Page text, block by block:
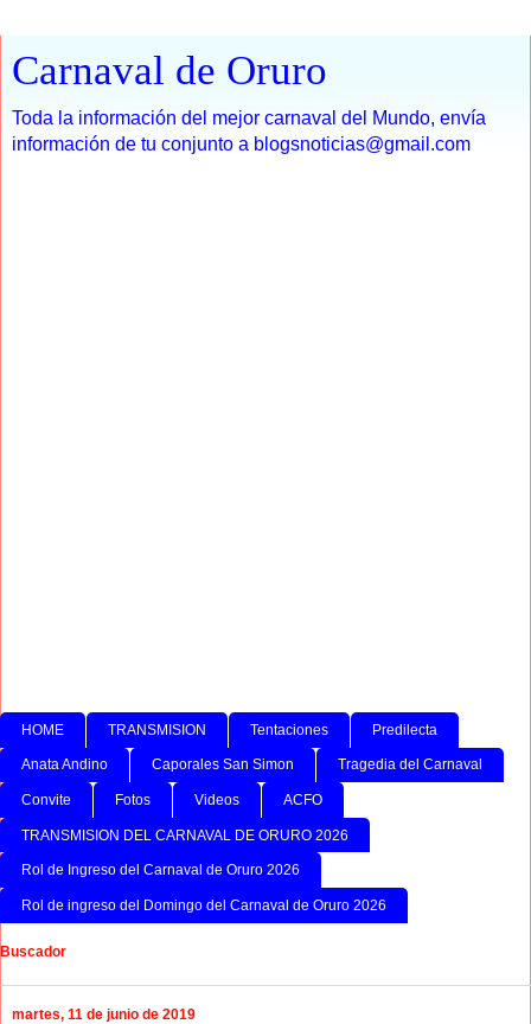
Carnaval de Oruro
Toda la información del mejor carnaval del Mundo, envía
información de tu conjunto a blogsnoticias@gmail.com
HOME TRANSMISION Tentaciones Predilecta
Anata Andino Caporales San Simon Tragedia del Carnaval
Convite Fotos Videos ACFO
TRANSMISION DEL CARNAVAL DE ORURO 2026
Rol de Ingreso del Carnaval de Oruro 2026
Rol de ingreso del Domingo del Carnaval de Oruro 2026
Buscador
martes, 11 de junio de 2019